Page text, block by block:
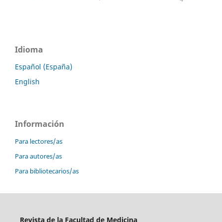
Idioma
Español (España)
English
Información
Para lectores/as
Para autores/as
Para bibliotecarios/as
Revista de la Facultad de Medicina